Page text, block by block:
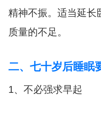
精神不振。适当延长
质量的不足。
二、七十岁后睡眠
1、不必强求早起